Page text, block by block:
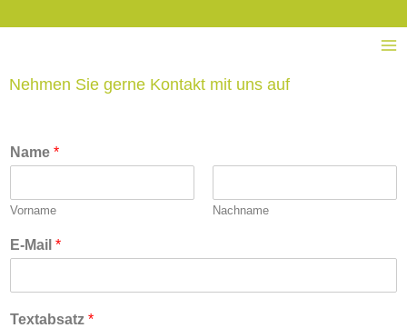
Inhalt
Nehmen Sie gerne Kontakt mit uns auf
Name *
Vorname Nachname
E-Mail *
Textabsatz *